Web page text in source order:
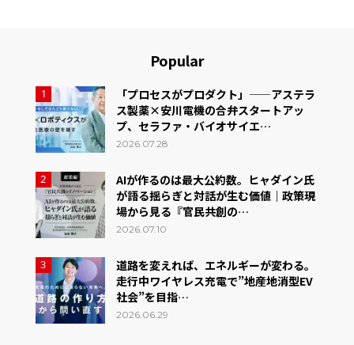
Popular
1
「プロセスがプロダクト」——アステラ
ス製薬×安川電機の合弁スタートアッ
プ、セラファ・バイオサイエ…
2026.07.28
2
AIが作るのは最大公約数。ヒャダイン氏
が語る揺らぎと対話が生む価値｜政策現
場から見る『官民共創の…
2026.07.10
3
道路を変えれば、エネルギーが変わる。
走行中ワイヤレス充電で”地産地消型EV
社会”を目指…
2026.06.29